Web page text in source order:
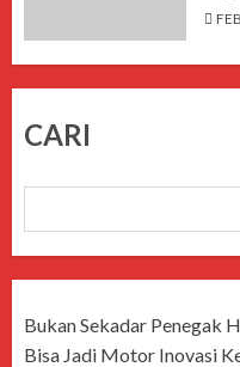
CARI
Bukan Sekadar Penegak
Bisa Jadi Motor Inovasi